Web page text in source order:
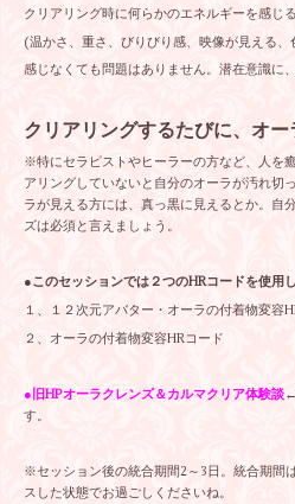
クリアリング時に何らかのエネルギーを感じ
(温かさ、重さ、びりびり感、映像が見える
感じなくても問題はありません。潜在意識に
クリアリングするたびに、オー
※特にセラピストやヒーラーの方など、人を
アリングしていないと自分のオーラが汚れ切
ラが見える方には、真っ黒に見えるとか。自
ズは必須と言えましょう。
●このセッションでは２つのHRコードを使用し
１、１２次元アバター・オーラの付着物変容
２、オーラの付着物変容HRコード
●旧HPオーラクレンズ＆カルマクリア体験談
す。
※セッション後の統合期間2～3日。統合期間
スした状態でお過ごしくださいね。